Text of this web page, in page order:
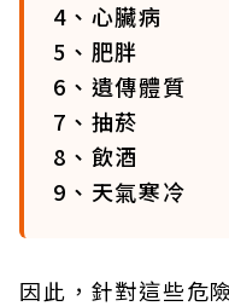
4、心臟病
5、肥胖
6、遺傳體質
7、抽菸
8、飲酒
9、天氣寒冷
因此，針對這些危